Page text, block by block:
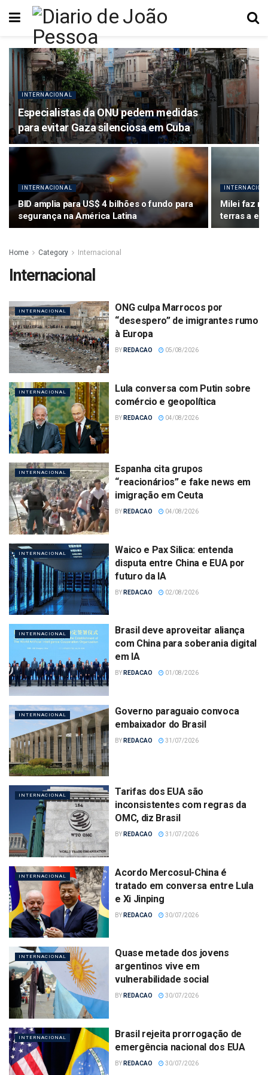
INTERNACIONAL
Especialistas da ONU pedem medidas
para evitar Gaza silenciosa em Cuba
INTERNACIONAL
BID amplia para US$ 4 bilhões o fundo para
segurança na América Latina
Milei faz
terras a
Home Category Internacional
Internacional
INTERNACIONAL
ONG culpa Marrocos por
“desespero” de imigrantes rumo
à Europa
BY REDACAO 05/08/2026
INTERNACIONAL
Lula conversa com Putin sobre
comércio e geopolítica
BY REDACAO 04/08/2026
INTERNACIONAL
Espanha cita grupos
“reacionários” e fake news em
imigração em Ceuta
BY REDACAO 04/08/2026
INTERNACIONAL
Waico e Pax Silica: entenda
disputa entre China e EUA por
futuro da IA
BY REDACAO 02/08/2026
INTERNACIONAL
Brasil deve aproveitar aliança
com China para soberania digital
em IA
BY REDACAO 01/08/2026
INTERNACIONAL
Governo paraguaio convoca
embaixador do Brasil
BY REDACAO 31/07/2026
INTERNACIONAL
Tarifas dos EUA são
inconsistentes com regras da
OMC, diz Brasil
BY REDACAO 31/07/2026
INTERNACIONAL
Acordo Mercosul-China é
tratado em conversa entre Lula
e Xi Jinping
BY REDACAO 30/07/2026
INTERNACIONAL
Quase metade dos jovens
argentinos vive em
vulnerabilidade social
BY REDACAO 30/07/2026
INTERNACIONAL
Brasil rejeita prorrogação de
emergência nacional dos EUA
BY REDACAO 30/07/2026